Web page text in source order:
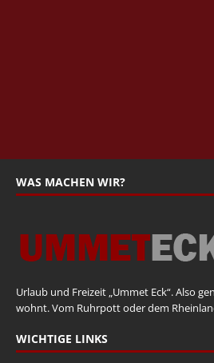
WAS MACHEN WIR?
Urlaub und Freizeit „Ummet Eck“. Also
wohnt. Vom Ruhrpott oder dem
WICHTIGE LINKS